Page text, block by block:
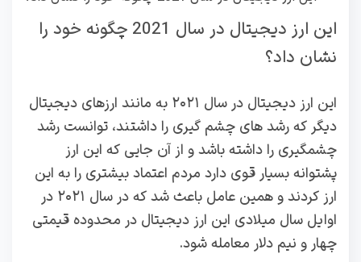
این ارز دیجیتال در سال 2021 چگونه خود را
نشان داد؟
این ارز دیجیتال در سال ۲۰۲۱ به مانند ارزهای دیجیتال
دیگر که رشد های چشم گیری را داشتند، توانست رشد
چشمگیری را داشته باشد و از آن جایی که این ارز
پشتوانه بسیار قوی دارد مردم اعتماد بیشتری را به این
ارز کردند و همین عامل باعث شد که در سال ۲۰۲۱ در
اوایل سال میلادی این ارز دیجیتال در محدوده قیمتی
چهار و نیم دلار معامله شود.